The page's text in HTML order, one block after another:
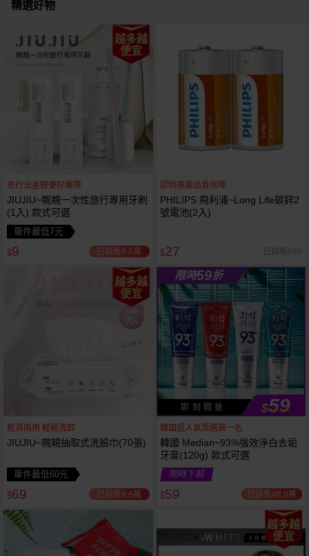
精選好物
越多越
便宜
旅行出差輕便好攜帶
JIUJIU~親親一次性旅行專用牙刷
(1入) 款式可選
單件最低7元
$9 已銷售8.6萬
認明原廠品質保障
PHILIPS 飛利浦~Long Life碳鋅2
號電池(2入)
$27 已銷售888
越多越
便宜
乾濕兩用 輕鬆洗卸
JIUJIU~親親抽取式洗臉巾(70張)
單件最低60元
$69 已銷售9.6萬
限時59折
即 刻 開 搶 $59
韓國超人氣票選第一名
韓國 Median~93%強效淨白去垢
牙膏(120g) 款式可選
限時下殺
$59 已銷售48.8萬
越多越
便宜